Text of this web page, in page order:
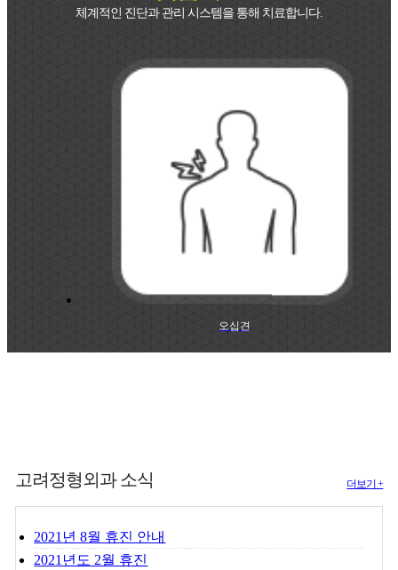
체계적인 진단과 관리 시스템을 통해 치료합니다.
오십견
고려정형외과 소식 더보기 +
2021년 8월 휴진 안내
2021년도 2월 휴진